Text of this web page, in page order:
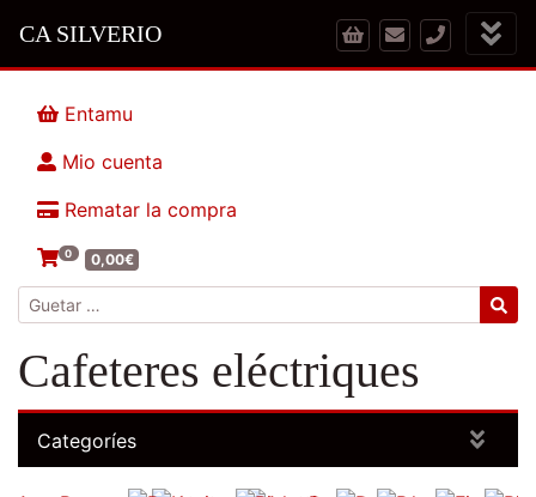
CA SILVERIO
Entamu
Mio cuenta
Rematar la compra
0 0,00€
Guetar:
Cafeteres eléctriques
Categoríes